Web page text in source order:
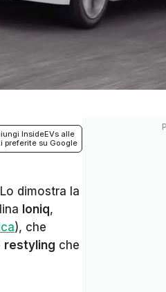
InsideEVs alle
preferite su Google
dimostra la
Ioniq,
), che
restyling che